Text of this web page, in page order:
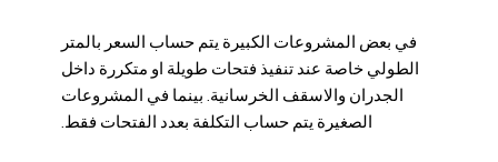
في بعض المشروعات الكبيرة يتم حساب السعر بالمتر
الطولي خاصة عند تنفيذ فتحات طويلة او متكررة داخل
الجدران والاسقف الخرسانية. بينما في المشروعات
الصغيرة يتم حساب التكلفة بعدد الفتحات فقط.